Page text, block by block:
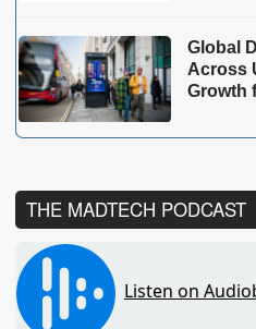
Global
Across
Growth
THE MADTECH PODCAST